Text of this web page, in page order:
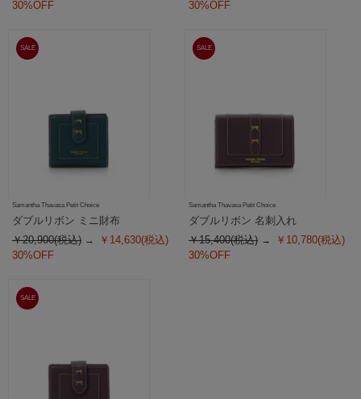
30%OFF
30%OFF
SALE
Samantha Thavasa Petit Choice
ダブルリボン ミニ財布
￥20,900(税込)
￥14,630(税込)
30%OFF
SALE
Samantha Thavasa Petit Choice
ダブルリボン 名刺入れ
￥15,400(税込)
￥10,780(税込)
30%OFF
SALE